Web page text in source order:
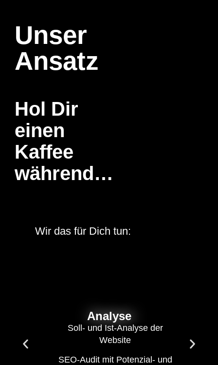
Unser
Ansatz
Hol Dir
einen
Kaffee
während…
Wir das für Dich tun:
Analyse
Soll- und Ist-Analyse der
Website
SEO-Audit mit Potenzial- und